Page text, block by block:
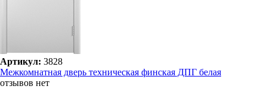
Артикул: 3828
Межкомнатная дверь техническая финская ДПГ белая
отзывов нет